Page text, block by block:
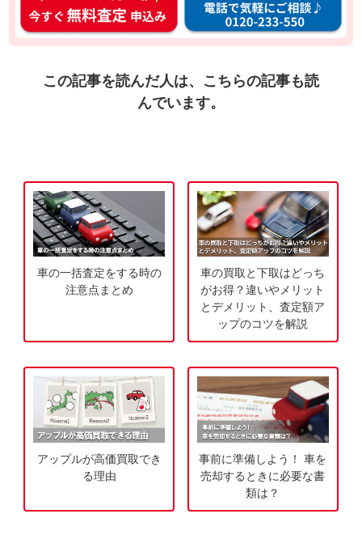
ン
タ
今
み
料
料
お
気
この記事を読んだ人は、こちらの記事も読
んでいます。
車の一括査定をする時の
注意点まとめ
車の買取と下取はどっち
がお得？違いやメリット
とデメリット、査定額ア
ップのコツを解説
アップルが高価買取でき
る理由
事前に準備しよう！ 車を
売却するときに必要な書
類は？